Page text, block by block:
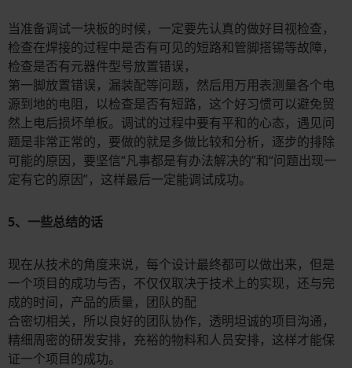
当准备调试一块板的时候，一定要先认真的做好目视检查，
检查在焊接的过程中是否有可见的短路和管脚搭锡等故障，
检查是否有元器件型号放置错误，
第一脚放置错误，漏装配等问题，然后用万用表测量各个电
源到地的电阻，以检查是否有短路，这个好习惯可以避免贸
然上电后损坏单板。调试的过程中要有平和的心态，遇见问
题是非常正常的，要做的就是多做比较和分析，逐步的排除
可能的原因，要坚信“凡事都是有办法解决的”和“问题出现一
定有它的原因”，这样最后一定能调试成功。
5、一些总结的话
现在从技术的角度来说，每个设计最终都可以做出来，但是
一个项目的成功与否，不仅仅取决于技术上的实现，还与完
成的时间，产品的质量，团队的配
合密切相关，所以良好的团队协作，透明坦诚的项目沟通，
精细周密的研发安排，充裕的物料和人员安排，这样才能保
证一个项目的成功。